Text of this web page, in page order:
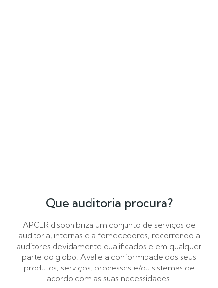
Que auditoria procura?
APCER disponibiliza um conjunto de serviços de
auditoria, internas e a fornecedores, recorrendo a
auditores devidamente qualificados e em qualquer
parte do globo. Avalie a conformidade dos seus
produtos, serviços, processos e/ou sistemas de
acordo com as suas necessidades.